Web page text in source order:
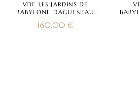
VDF LES JARDINS DE
BABYLONE DAGUENEAU
160,00 €